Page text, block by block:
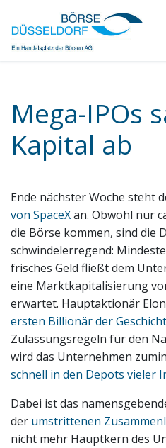
Mega-IPOs
Kapital ab
Ende nächster Woche steht
von SpaceXan. Obwohl nur
die Börse kommen, sind die
schwindelerregend:
frisches Geld fließt dem
eine Marktkapitalisierung
erwartet. Hauptaktionär
ersten Billionär der
Zulassungsregeln für den
wird das Unternehmen
schnell in den Depots vieler
Dabei ist das
der umstrittenen
nicht mehr Hauptkern des